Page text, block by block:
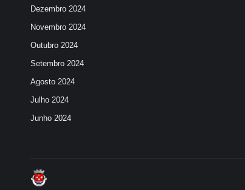
Dezembro 2024
Novembro 2024
Outubro 2024
Setembro 2024
Agosto 2024
Julho 2024
Junho 2024